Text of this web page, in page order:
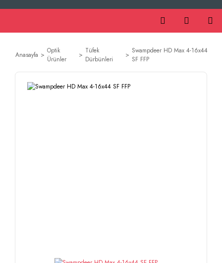
Anasayfa
Optik
Ürünler
Tüfek
Dürbünleri
Swampdeer HD Max 4-16x44
SF FFP